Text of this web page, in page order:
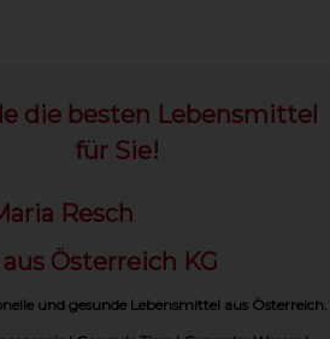
die besten Lebensmittel
für Sie!
Resch
Österreich KG
und gesunde Lebensmittel aus Österreich.